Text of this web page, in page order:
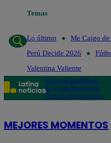
Temas
Lo último
Lo último
Me Caigo de
Perú Decide 2026
Valentina Valiente
PolíticaLimaMundo
Te ayudoTendencias
DeportesEspectáculos
MEJORES MOMENTOS